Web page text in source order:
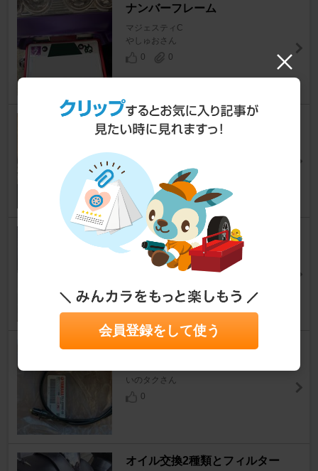
ナンバーフレーム
マジェスティC
やしゅおさん
0
0
ショートサイドスタンドに交換
いのタクさん
0
オイル交換2種類その2は下抜き
とオイル添加剤も
マジェスティC
4
ブレーキスイッチ交換
いのタクさん
0
オイル交換2種類とフィルター
会員登録をして使う